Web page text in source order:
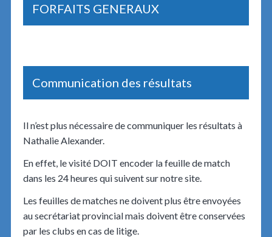
FORFAITS GENERAUX
Communication des résultats
Il n’est plus nécessaire de communiquer les résultats à
Nathalie Alexander.
En effet, le visité DOIT encoder la feuille de match
dans les 24 heures qui suivent sur notre site.
Les feuilles de matches ne doivent plus être envoyées
au secrétariat provincial mais doivent être conservées
par les clubs en cas de litige.